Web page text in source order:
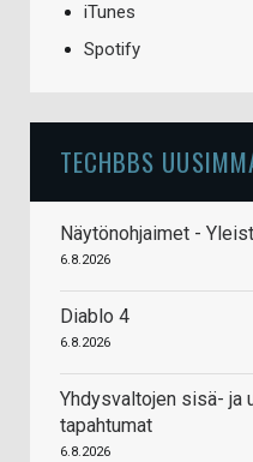
iTunes
Spotify
TECHBBS
Näytönohjaimet -
6.8.2026
Diablo 4
6.8.2026
Yhdysvaltojen sisä- ja
tapahtumat
6.8.2026